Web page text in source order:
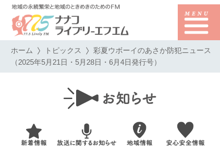
ホーム トピックス 彩夏ウボーイのあさか防犯ニュース
（2025年5月21日・5月28日・6月4日発行号）